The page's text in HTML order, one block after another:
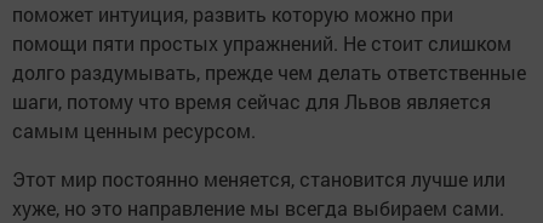
поможет интуиция, развить которую можно при
помощи пяти простых упражнений. Не стоит слишком
долго раздумывать, прежде чем делать ответственные
шаги, потому что время сейчас для Львов является
самым ценным ресурсом.
Этот мир постоянно меняется, становится лучше или
хуже, но это направление мы всегда выбираем сами.